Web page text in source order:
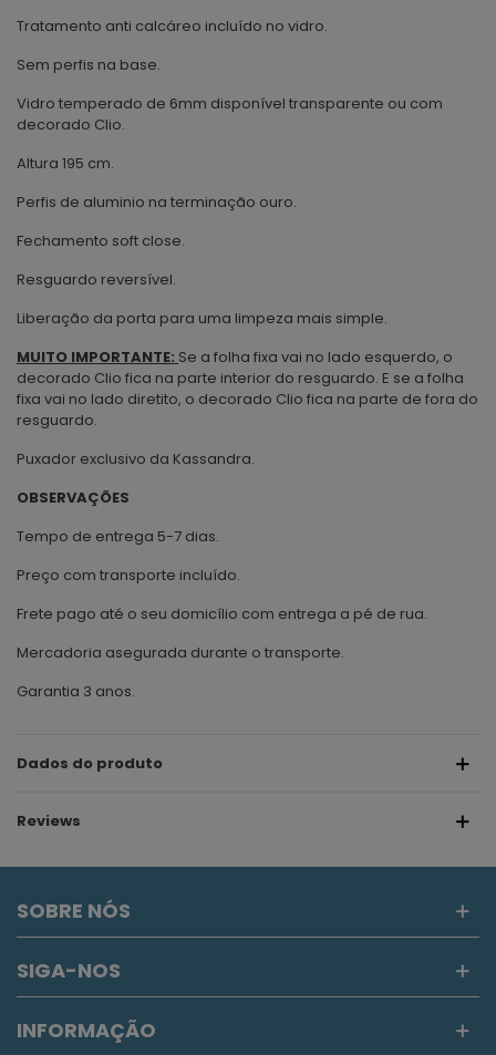
Tratamento anti calcáreo incluído no vidro.
Sem perfis na base.
Vidro temperado de 6mm disponível transparente ou com
decorado Clio.
Altura 195 cm.
Perfis de aluminio na terminação ouro.
Fechamento soft close.
Resguardo reversível.
Liberação da porta para uma limpeza mais simple.
MUITO IMPORTANTE: Se a folha fixa vai no lado esquerdo, o
decorado Clio fica na parte interior do resguardo. E se a folha
fixa vai no lado diretito, o decorado Clio fica na parte de fora do
resguardo.
Puxador exclusivo da Kassandra.
OBSERVAÇÕES
Tempo de entrega 5-7 dias.
Preço com transporte incluído.
Frete pago até o seu domicílio com entrega a pé de rua.
Mercadoria asegurada durante o transporte.
Garantia 3 anos.
Dados do produto
Reviews
SOBRE NÓS
SIGA-NOS
INFORMAÇÃO